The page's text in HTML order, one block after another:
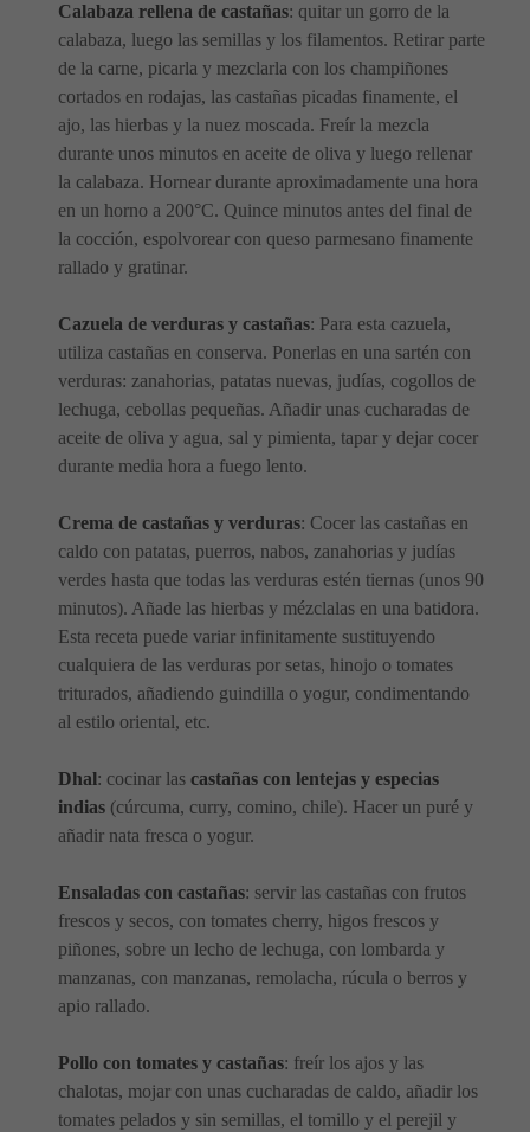
Calabaza rellena de castañas: quitar un gorro de la
calabaza, luego las semillas y los filamentos. Retirar parte
de la carne, picarla y mezclarla con los champiñones
cortados en rodajas, las castañas picadas finamente, el
ajo, las hierbas y la nuez moscada. Freír la mezcla
durante unos minutos en aceite de oliva y luego rellenar
la calabaza. Hornear durante aproximadamente una hora
en un horno a 200°C. Quince minutos antes del final de
la cocción, espolvorear con queso parmesano finamente
rallado y gratinar.
Cazuela de verduras y castañas: Para esta cazuela,
utiliza castañas en conserva. Ponerlas en una sartén con
verduras: zanahorias, patatas nuevas, judías, cogollos de
lechuga, cebollas pequeñas. Añadir unas cucharadas de
aceite de oliva y agua, sal y pimienta, tapar y dejar cocer
durante media hora a fuego lento.
Crema de castañas y verduras: Cocer las castañas en
caldo con patatas, puerros, nabos, zanahorias y judías
verdes hasta que todas las verduras estén tiernas (unos 90
minutos). Añade las hierbas y mézclalas en una batidora.
Esta receta puede variar infinitamente sustituyendo
cualquiera de las verduras por setas, hinojo o tomates
triturados, añadiendo guindilla o yogur, condimentando
al estilo oriental, etc.
Dhal: cocinar las castañas con lentejas y especias
indias (cúrcuma, curry, comino, chile). Hacer un puré y
añadir nata fresca o yogur.
Ensaladas con castañas: servir las castañas con frutos
frescos y secos, con tomates cherry, higos frescos y
piñones, sobre un lecho de lechuga, con lombarda y
manzanas, con manzanas, remolacha, rúcula o berros y
apio rallado.
Pollo con tomates y castañas: freír los ajos y las
chalotas, mojar con unas cucharadas de caldo, añadir los
tomates pelados y sin semillas, el tomillo y el perejil y